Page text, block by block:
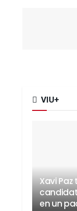
VIU+
Xavi Paz
candidat
en un